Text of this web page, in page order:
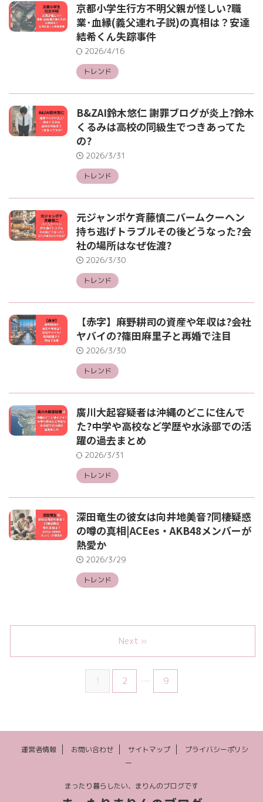
京都小学生行方不明父親が怪しい?職
業･血縁(義父連れ子説)の真相は？安達
結希くん失踪事件
2026/4/16
トレンド
B&ZAI鈴木悠仁 謝罪ブログが炎上?鈴木
くるみは高校の同級生でつきあってた
の?
2026/3/31
トレンド
元ジャンポケ斉藤慎二バームクーヘン
持ち逃げトラブルその後どうなった?会
社の場所はなぜ佐渡?
2026/3/30
トレンド
【赤字】麻野耕司の資産や年収は?会社
ヤバイの?篠田麻里子と再婚で注目
2026/3/30
トレンド
廣川大起容疑者は沖縄のどこに住んで
た?中学や高校など学歴や水泳部での活
躍の過去まとめ
2026/3/31
トレンド
深田竜生の彼女は向井地美音?同棲疑惑
の噂の真相|ACEes・AKB48メンバーが
熱愛か
2026/3/29
トレンド
1 2 … 9
Next »
運営者情報 お問い合わせ サイトマップ
プライバシーポリシ
ー
まったり暮らしたい、まりんのブログです